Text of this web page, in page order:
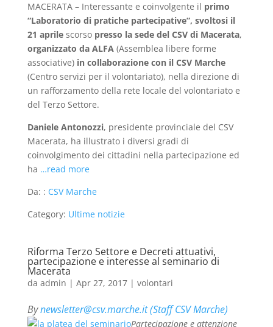
MACERATA – Interessante e coinvolgente il primo
“Laboratorio di pratiche partecipative”, svoltosi il
21 aprilescorso presso la sede del CSV di Macerata,
organizzato da ALFA (Assemblea libere forme
associative)in collaborazione con il CSV Marche
(Centro servizi per il volontariato), nella direzione di
un rafforzamento della rete locale del volontariato e
del Terzo Settore.
Daniele Antonozzi, presidente provinciale del CSV
Macerata, ha illustrato i diversi gradi di
coinvolgimento dei cittadini nella partecipazione ed
ha …read more
Da: : CSV Marche
Category: Ultime notizie
Riforma Terzo Settore e Decreti attuativi,
partecipazione e interesse al seminario di
Macerata
da admin | Apr 27, 2017| volontari
Bynewsletter@csv.marche.it (Staff CSV Marche)
Partecipazione e attenzione